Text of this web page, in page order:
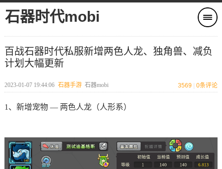
石器时代mobi
百战石器时代私服新增两色人龙、独角兽、减负
计划大幅更新
2023-01-07 19:44:06 石器手游 石器mobi 3569 0条评论
1、新增宠物 — 两色人龙（人形系）